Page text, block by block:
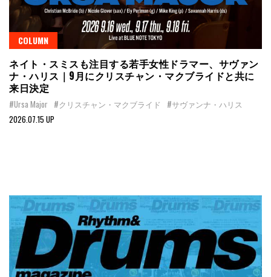
COLUMN
ネイト・スミスも注目する若手女性ドラマー、サヴァン
ナ・ハリス｜9月にクリスチャン・マクブライドと共に
来日決定
#Ursa Major #クリスチャン・マクブライド
#サヴァンナ・ハリス
2026.07.15 UP